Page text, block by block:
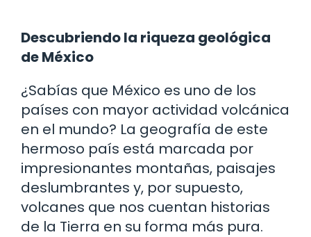
Descubriendo la riqueza geológica
de México
¿Sabías que México es uno de los
países con mayor actividad volcánica
en el mundo? La geografía de este
hermoso país está marcada por
impresionantes montañas, paisajes
deslumbrantes y, por supuesto,
volcanes que nos cuentan historias
de la Tierra en su forma más pura.